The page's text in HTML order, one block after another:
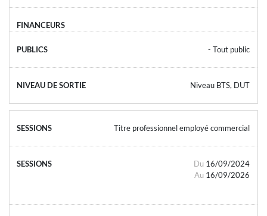
- Tout public
Niveau BTS, DUT
Titre professionnel employé commercial
Du 16/09/2024
Au 16/09/2026